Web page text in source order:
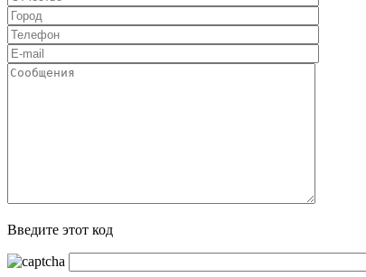
Введите этот код